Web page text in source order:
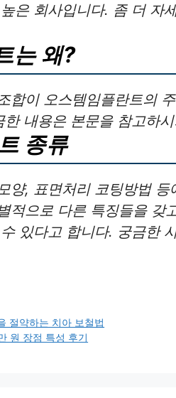
은 회사입니다. 좀 더 자
는 왜?
합이 오스템임플란트의
내용은 본문을 참고하
종류
양, 표면처리 코팅방법
적으로 다른 특징들을 갖
있다고 합니다. 궁금한
절약하는 치아 보철법
원 장점 특성 후기